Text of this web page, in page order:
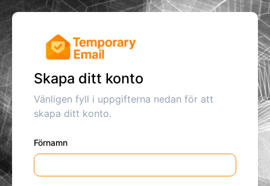
Skapa ditt konto
Vänligen fyll i uppgifterna nedan för att
skapa ditt konto.
Förnamn